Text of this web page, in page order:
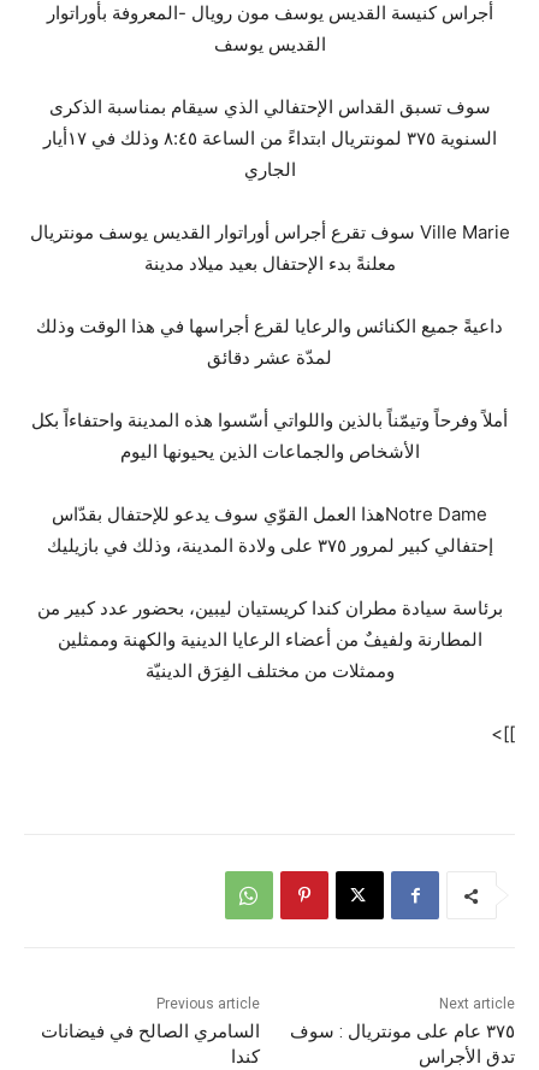
أجراس كنيسة القديس يوسف مون رويال -المعروفة بأوراتوار
القديس يوسف
سوف تسبق القداس الإحتفالي الذي سيقام بمناسبة الذكرى
السنوية ٣٧٥ لمونتريال ابتداءً من الساعة ٨:٤٥ وذلك في ١٧أيار
الجاري
Ville Marie سوف تقرع أجراس أوراتوار القديس يوسف مونتريال
معلنةً بدء الإحتفال بعيد ميلاد مدينة
داعيةً جميع الكنائس والرعايا لقرع أجراسها في هذا الوقت وذلك
لمدّة عشر دقائق
أملاً وفرحاً وتيمّناً بالذين واللواتي أسّسوا هذه المدينة واحتفاءاً بكل
الأشخاص والجماعات الذين يحيونها اليوم
Notre Dameهذا العمل القوّي سوف يدعو للإحتفال بقدّاس
إحتفالي كبير لمرور ٣٧٥ على ولادة المدينة، وذلك في بازيليك
برئاسة سيادة مطران كندا كريستيان ليبين، بحضور عدد كبير من
المطارنة ولفيفٌ من أعضاء الرعايا الدينية والكهنة وممثلين
وممثلات من مختلف الفِرَق الدينيّة
]]>
Previous article
السامري الصالح في فيضانات
كندا
Next article
٣٧٥ عام على مونتريال : سوف
تدق الأجراس